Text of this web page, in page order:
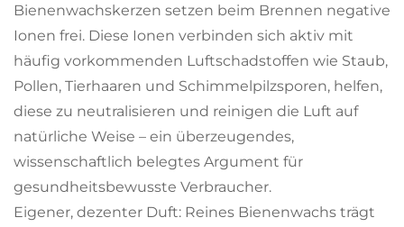
Bienenwachskerzen setzen beim Brennen negative
Ionen frei. Diese Ionen verbinden sich aktiv mit
häufig vorkommenden Luftschadstoffen wie Staub,
Pollen, Tierhaaren und Schimmelpilzsporen, helfen,
diese zu neutralisieren und reinigen die Luft auf
natürliche Weise – ein überzeugendes,
wissenschaftlich belegtes Argument für
gesundheitsbewusste Verbraucher.
Eigener, dezenter Duft: Reines Bienenwachs trägt